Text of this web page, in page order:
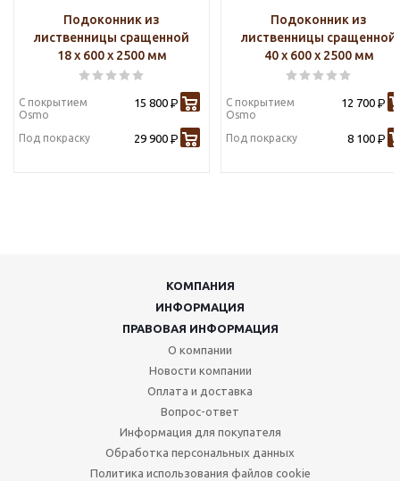
Подоконник из
лиственницы сращенной
18 х 600 х 2500 мм
С покрытием
Osmo
15 800 Р
Под покраску 29 900 Р
Подоконник из
лиственницы сращенной
40 х 600 х 2500 мм
С покрытием
Osmo
12 700 Р
Под покраску 8 100 Р
КОМПАНИЯ
ИНФОРМАЦИЯ
ПРАВОВАЯ ИНФОРМАЦИЯ
О компании
Новости компании
Оплата и доставка
Вопрос-ответ
Информация для покупателя
Обработка персональных данных
Политика использования файлов cookie